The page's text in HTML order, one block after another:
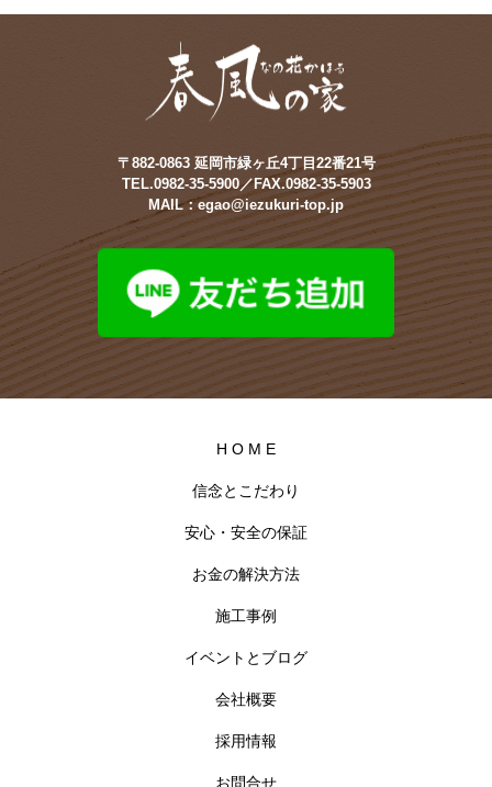
〒882-0863 延岡市緑ヶ丘4丁目22番21号
TEL.0982-35-5900／FAX.0982-35-5903
MAIL：egao@iezukuri-top.jp
H O M E
信念とこだわり
安心・安全の保証
お金の解決方法
施工事例
イベントとブログ
会社概要
採用情報
お問合せ